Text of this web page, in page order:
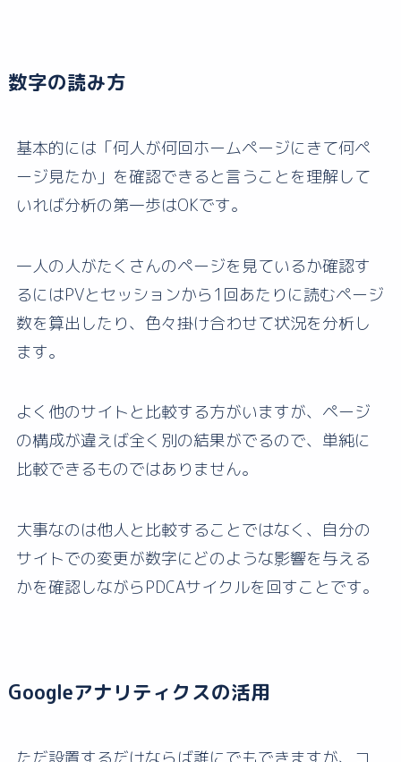
数字の読み方
基本的には「何人が何回ホームページにきて何ペ
ージ見たか」を確認できると言うことを理解して
いれば分析の第一歩はOKです。
一人の人がたくさんのページを見ているか確認す
るにはPVとセッションから1回あたりに読むページ
数を算出したり、色々掛け合わせて状況を分析し
ます。
よく他のサイトと比較する方がいますが、ページ
の構成が違えば全く別の結果がでるので、単純に
比較できるものではありません。
大事なのは他人と比較することではなく、自分の
サイトでの変更が数字にどのような影響を与える
かを確認しながらPDCAサイクルを回すことです。
Googleアナリティクスの活用